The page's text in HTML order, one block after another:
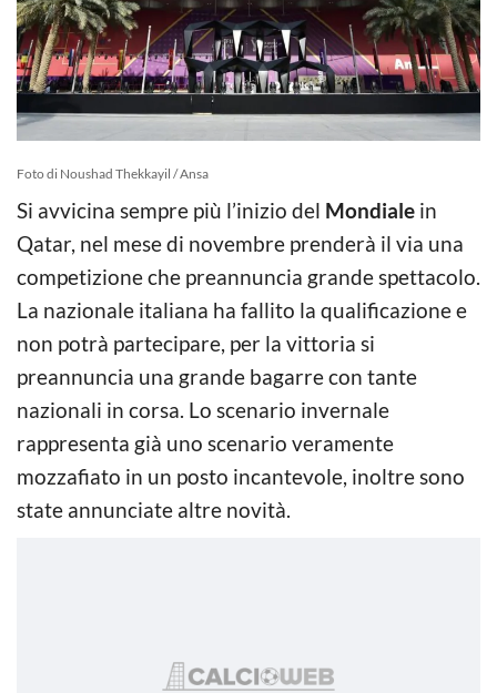
Foto di Noushad Thekkayil / Ansa
Si avvicina sempre più l’inizio del Mondiale in
Qatar, nel mese di novembre prenderà il via una
competizione che preannuncia grande spettacolo.
La nazionale italiana ha fallito la qualificazione e
non potrà partecipare, per la vittoria si
preannuncia una grande bagarre con tante
nazionali in corsa. Lo scenario invernale
rappresenta già uno scenario veramente
mozzafiato in un posto incantevole, inoltre sono
state annunciate altre novità.